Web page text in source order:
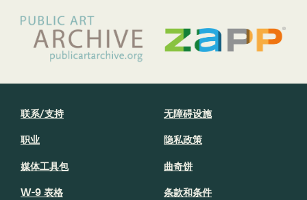
联系/支持
职业
媒体工具包
W-9 表格
无障碍设施
隐私政策
曲奇饼
条款和条件